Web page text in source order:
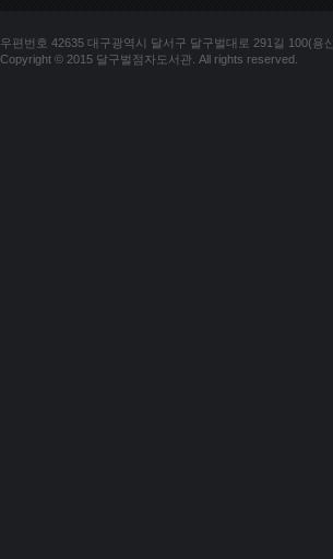
우편번호 42635 대구광역시 달서구 달구벌대로 291길 100(용
Copyright © 2015 달구벌점자도서관. All rights reserved.